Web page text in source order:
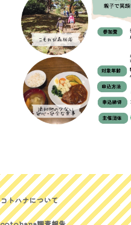
コトハナについて